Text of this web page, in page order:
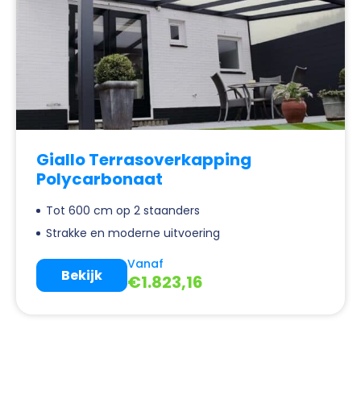
Giallo Terrasoverkapping
Polycarbonaat
Tot 600 cm op 2 staanders
Strakke en moderne uitvoering
Vanaf
€1.823,16
Bekijk